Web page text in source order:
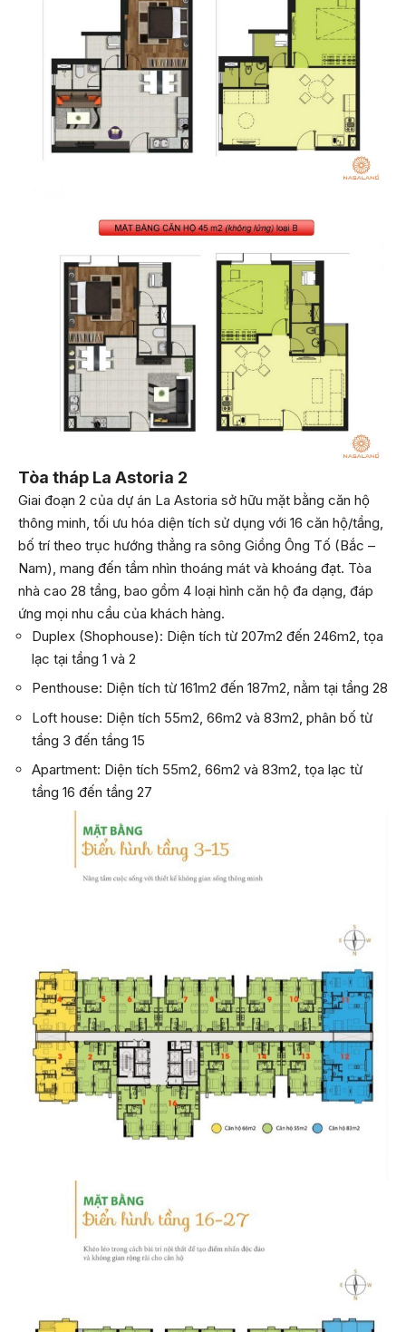
Tòa tháp La Astoria 2
Giai đoạn 2 của dự án La Astoria sở hữu mặt bằng căn hộ
thông minh, tối ưu hóa diện tích sử dụng với 16 căn hộ/tầng,
bố trí theo trục hướng thẳng ra sông Giồng Ông Tố (Bắc –
Nam), mang đến tầm nhìn thoáng mát và khoáng đạt. Tòa
nhà cao 28 tầng, bao gồm 4 loại hình căn hộ đa dạng, đáp
ứng mọi nhu cầu của khách hàng.
Duplex (Shophouse): Diện tích từ 207m2 đến 246m2, tọa
lạc tại tầng 1 và 2
Penthouse: Diện tích từ 161m2 đến 187m2, nằm tại tầng 28
Loft house: Diện tích 55m2, 66m2 và 83m2, phân bố từ
tầng 3 đến tầng 15
Apartment: Diện tích 55m2, 66m2 và 83m2, tọa lạc từ
tầng 16 đến tầng 27